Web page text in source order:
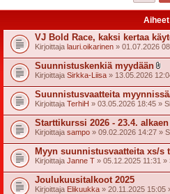
Aiheet
VJ Bold Race, kaksi kertaa
Kirjoittaja lauri.oikarinen » 01.07.2026
Suunnistuskenkiä myydään
l
i
t
t
e
e
t
Kirjoittaja Sirkka-Liisa » 13.05.2026
Suunnistusvaatteita
Kirjoittaja TerhiH » 03.05.2026 18:45 »
Starttikurssi 2026 - 23.4. alkaen
Kirjoittaja sampo » 09.02.2026 14:27 »
Myyn suunnistusvaatteita xs/s
Kirjoittaja Janne T » 05.12.2025 11:31 »
Joulukuusitalkoot 2025
Kirjoittaja Elikuukka » 20.11.2025 15:05